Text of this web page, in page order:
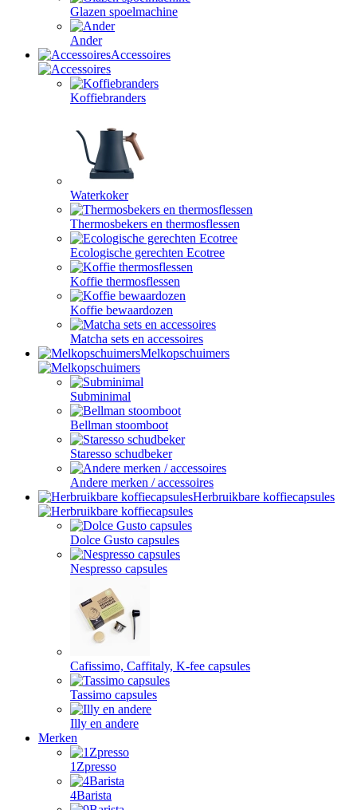
Glazen spoelmachine
Ander
Accessoires
Koffiebranders
Waterkoker
Thermosbekers en thermosflessen
Ecologische gerechten Ecotree
Koffie thermosflessen
Koffie bewaardozen
Matcha sets en accessoires
Melkopschuimers
Subminimal
Bellman stoomboot
Staresso schudbeker
Andere merken / accessoires
Herbruikbare koffiecapsules
Dolce Gusto capsules
Nespresso capsules
Cafissimo, Caffitaly, K-fee capsules
Tassimo capsules
Illy en andere
Merken
1Zpresso
4Barista